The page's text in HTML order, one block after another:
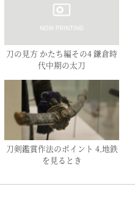
刀の見方 かたち編その4 鎌倉時
代中期の太刀
刀剣鑑賞作法のポイント 4.地鉄
を見るとき